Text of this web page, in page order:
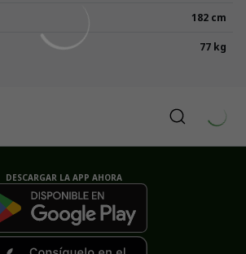
182 cm
77 kg
DESCARGAR LA APP AHORA